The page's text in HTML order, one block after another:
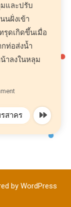
และปรับ
นฝั่งเข้า
รุดเกิดขึ้นเมื่อ
กท่อส่งน้ำ
าลงในหลุม
สาคร
by WordPress